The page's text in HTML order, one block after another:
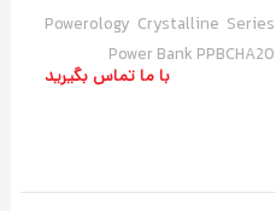
شارژ
Powerology Crystalline Series
Power Bank PPBCHA20
با ما تماس بگیرید